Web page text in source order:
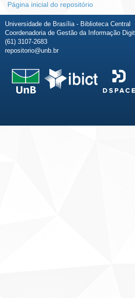
Página inicial do repositório
Universidade de Brasília - Biblioteca Central
Coordenadoria de Gestão da Informação
(61) 3107-2683
repositorio@unb.br